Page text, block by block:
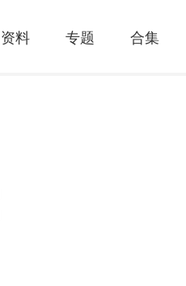
资料 专题 合集